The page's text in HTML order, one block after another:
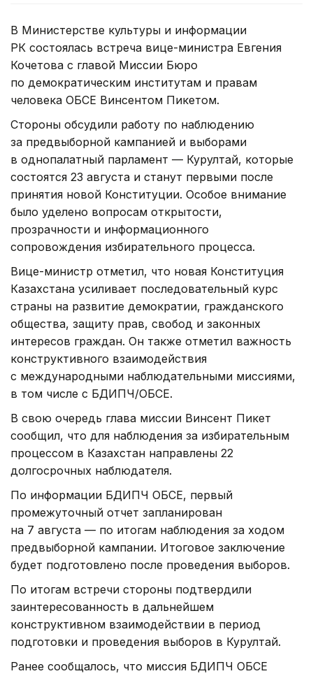
В Министерстве культуры и информации
РК состоялась встреча вице-министра Евгения
Кочетова с главой Миссии Бюро
по демократическим институтам и правам
человека ОБСЕ Винсентом Пикетом.
Стороны обсудили работу по наблюдению
за предвыборной кампанией и выборами
в однопалатный парламент — Курултай, которые
состоятся 23 августа и станут первыми после
принятия новой Конституции. Особое внимание
было уделено вопросам открытости,
прозрачности и информационного
сопровождения избирательного процесса.
Вице-министр отметил, что новая Конституция
Казахстана усиливает последовательный курс
страны на развитие демократии, гражданского
общества, защиту прав, свобод и законных
интересов граждан. Он также отметил важность
конструктивного взаимодействия
с международными наблюдательными миссиями,
в том числе с БДИПЧ/ОБСЕ.
В свою очередь глава миссии Винсент Пикет
сообщил, что для наблюдения за избирательным
процессом в Казахстан направлены 22
долгосрочных наблюдателя.
По информации БДИПЧ ОБСЕ, первый
промежуточный отчет запланирован
на 7 августа — по итогам наблюдения за ходом
предвыборной кампании. Итоговое заключение
будет подготовлено после проведения выборов.
По итогам встречи стороны подтвердили
заинтересованность в дальнейшем
конструктивном взаимодействии в период
подготовки и проведения выборов в Курултай.
Ранее сообщалось, что миссия БДИПЧ ОБСЕ